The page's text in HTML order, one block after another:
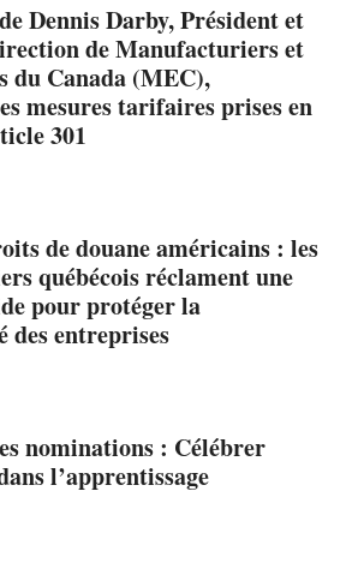
Dennis Darby, Président et
de Manufacturiers et
du Canada (MEC),
mesures tarifaires prises en
301
de douane américains : les
québécois réclament une
pour protéger la
entreprises
nominations : Célébrer
l’apprentissage